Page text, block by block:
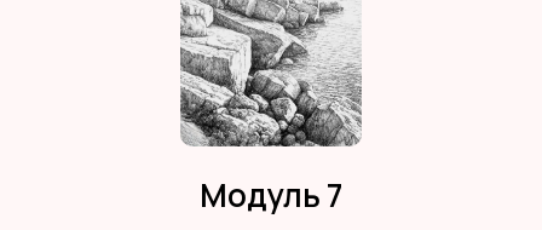
Модуль 7